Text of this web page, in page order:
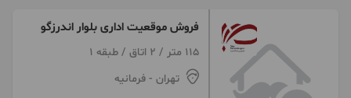
فروش موقعیت اداری بلوار اندرزگو
115 متر / 2 اتاق / طبقه 1
تهران - فرمانیه